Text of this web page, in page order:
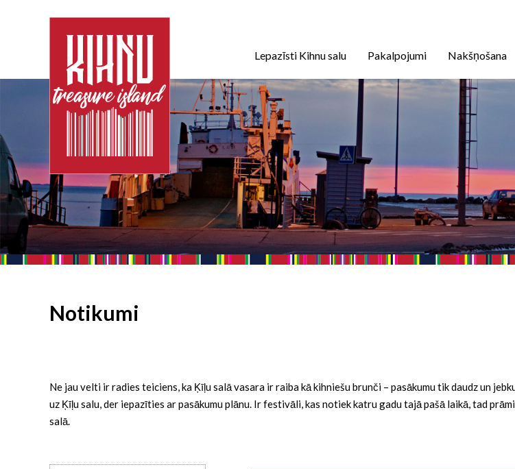
Lepazīsti Kihnu salu Pakalpojumi Nakšņošana
Notikumi
Ne jau velti ir radies teiciens, ka Ķīļu salā vasara ir raiba kā kihniešu brunči – pasākumu tik daudz un
uz Ķīļu salu, der iepazīties ar pasākumu plānu. Ir festivāli, kas notiek katru gadu tajā pašā laikā, tad
salā.